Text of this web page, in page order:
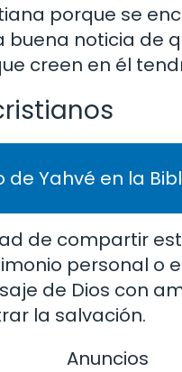
porque se
noticia de
creen en él
Yahvé en la
de compartir
personal o
de Dios con
la salvación.
Anuncios